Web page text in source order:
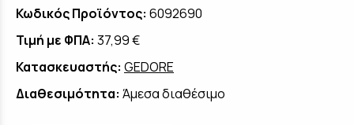
Κωδικός Προϊόντος: 6092690
Τιμή με ΦΠΑ: 37,99 €
Κατασκευαστής: GEDORE
Διαθεσιμότητα: Άμεσα διαθέσιμο